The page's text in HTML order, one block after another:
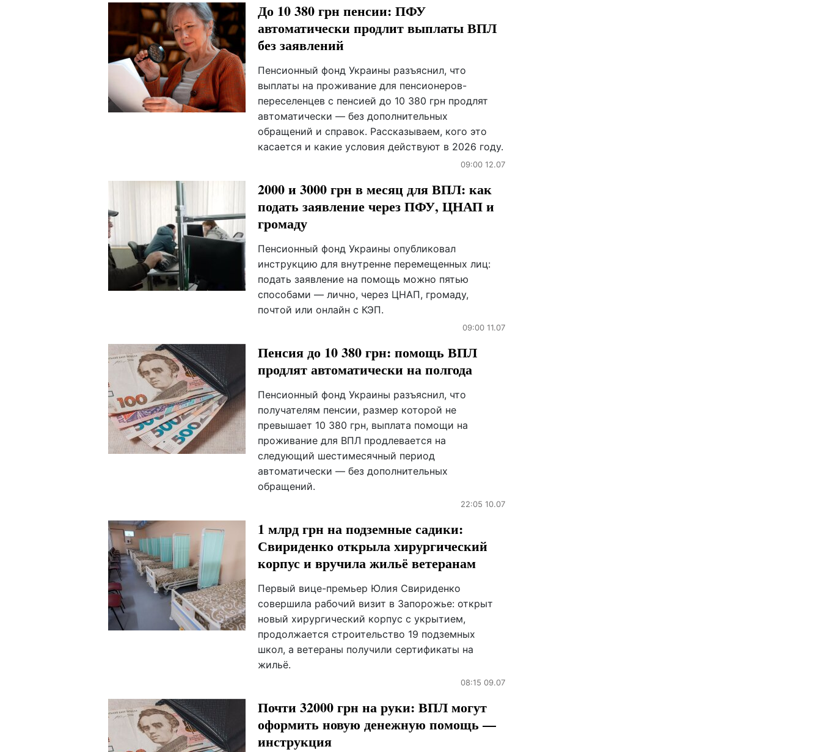
До 10 380 грн пенсии: ПФУ
автоматически продлит выплаты ВПЛ
без заявлений
Пенсионный фонд Украины разъяснил, что
выплаты на проживание для пенсионеров-
переселенцев с пенсией до 10 380 грн продлят
автоматически — без дополнительных
обращений и справок. Рассказываем, кого это
касается и какие условия действуют в 2026 году.
09:00 12.07
2000 и 3000 грн в месяц для ВПЛ: как
подать заявление через ПФУ, ЦНАП и
громаду
Пенсионный фонд Украины опубликовал
инструкцию для внутренне перемещенных лиц:
подать заявление на помощь можно пятью
способами — лично, через ЦНАП, громаду,
почтой или онлайн с КЭП.
09:00 11.07
Пенсия до 10 380 грн: помощь ВПЛ
продлят автоматически на полгода
Пенсионный фонд Украины разъяснил, что
получателям пенсии, размер которой не
превышает 10 380 грн, выплата помощи на
проживание для ВПЛ продлевается на
следующий шестимесячный период
автоматически — без дополнительных
обращений.
22:05 10.07
1 млрд грн на подземные садики:
Свириденко открыла хирургический
корпус и вручила жильё ветеранам
Первый вице-премьер Юлия Свириденко
совершила рабочий визит в Запорожье: открыт
новый хирургический корпус с укрытием,
продолжается строительство 19 подземных
школ, а ветераны получили сертификаты на
жильё.
08:15 09.07
Почти 32000 грн на руки: ВПЛ могут
оформить новую денежную помощь —
инструкция